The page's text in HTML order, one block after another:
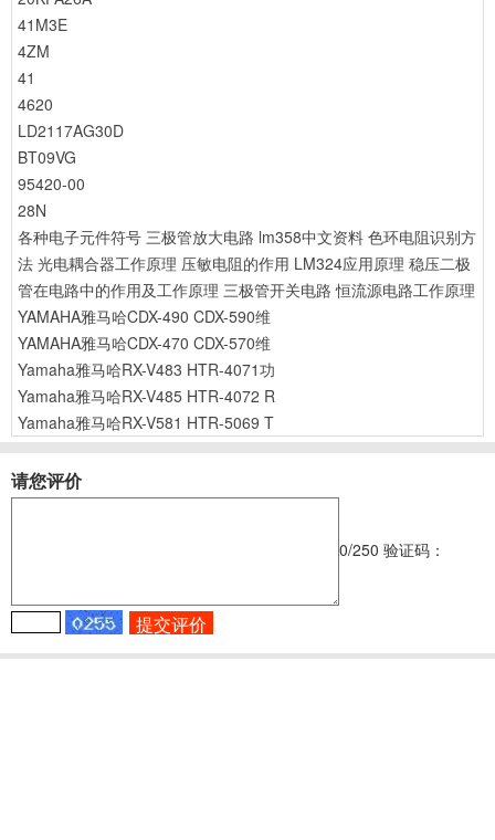
41M3E
4ZM
41
4620
LD2117AG30D
BT09VG
95420-00
28N
各种电子元件符号 三极管放大电路 lm358中文资料 色环电阻识别方
法 光电耦合器工作原理 压敏电阻的作用 LM324应用原理 稳压二极
管在电路中的作用及工作原理 三极管开关电路 恒流源电路工作原理
YAMAHA雅马哈CDX-490 CDX-590维
YAMAHA雅马哈CDX-470 CDX-570维
Yamaha雅马哈RX-V483 HTR-4071功
Yamaha雅马哈RX-V485 HTR-4072 R
Yamaha雅马哈RX-V581 HTR-5069 T
请您评价
0/250 验证码：